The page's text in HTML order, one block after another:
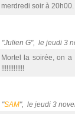
merdredi soir à
"Julien G", le jeudi 3
Mortel la soirée, on a
!!!!!!!!!!!!!
"SAM", le jeudi 3